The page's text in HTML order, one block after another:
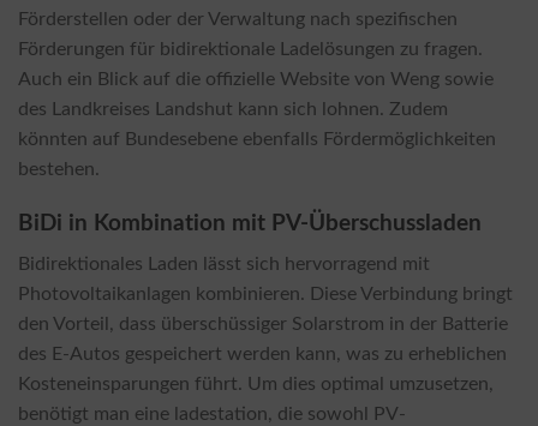
Förderstellen oder der Verwaltung nach spezifischen
Förderungen für bidirektionale Ladelösungen zu fragen.
Auch ein Blick auf die offizielle Website von Weng sowie
des Landkreises Landshut kann sich lohnen. Zudem
könnten auf Bundesebene ebenfalls Fördermöglichkeiten
bestehen.
BiDi in Kombination mit PV-Überschussladen
Bidirektionales Laden lässt sich hervorragend mit
Photovoltaikanlagen kombinieren. Diese Verbindung bringt
den Vorteil, dass überschüssiger Solarstrom in der Batterie
des E-Autos gespeichert werden kann, was zu erheblichen
Kosteneinsparungen führt. Um dies optimal umzusetzen,
benötigt man eine ladestation, die sowohl PV-